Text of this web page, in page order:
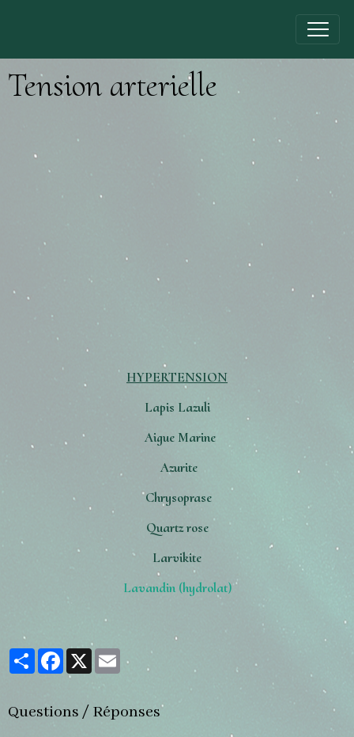
Tension arterielle
HYPERTENSION
Lapis Lazuli
Aigue Marine
Azurite
Chrysoprase
Quartz rose
Larvikite
Lavandin (hydrolat)
PartagerFacebook
X
Questions / Réponses